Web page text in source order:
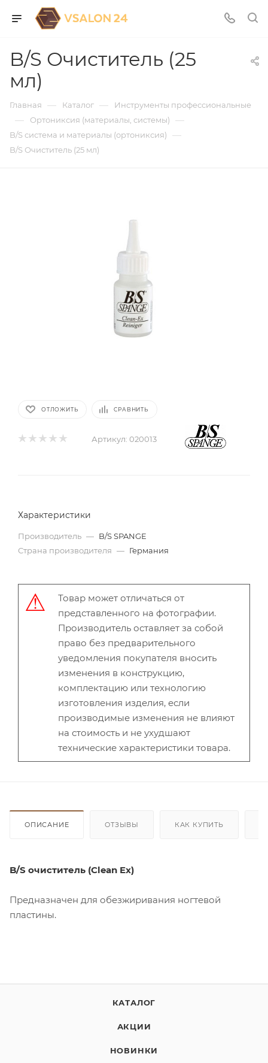
B/S Очиститель (25
мл)
Главная — Каталог — Инструменты профессиональные
— Ортониксия (материалы, системы) —
B/S система и материалы (ортониксия) —
B/S Очиститель (25 мл)
ОТЛОЖИТЬ СРАВНИТЬ
Артикул: 020013
Характеристики
Производитель — B/S SPANGE
Страна производителя — Германия
Товар может отличаться от
представленного на фотографии.
Производитель оставляет за собой
право без предварительного
уведомления покупателя вносить
изменения в конструкцию,
комплектацию или технологию
изготовления изделия, если
производимые изменения не влияют
на стоимость и не ухудшают
технические характеристики товара.
ОПИСАНИЕ ОТЗЫВЫ КАК КУПИТЬ
B/S очиститель (Clean Ex)
Предназначен для обезжиривания ногтевой
пластины.
КАТАЛОГ
АКЦИИ
НОВИНКИ